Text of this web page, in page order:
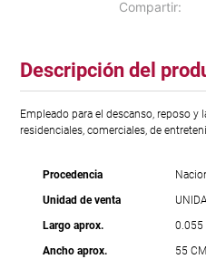
Descripción del
Empleado para el descanso, reposo y
residenciales, comerciales, de
Procedencia
Unidad de venta
Largo aprox.
0.055
Ancho aprox.
55 CM